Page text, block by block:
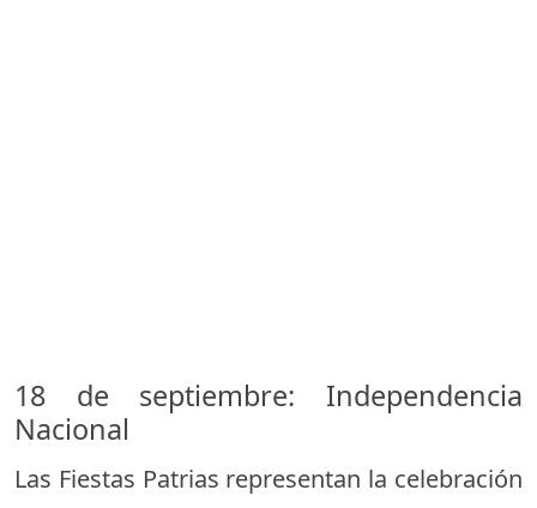
18 de septiembre: Independencia
Nacional
Las Fiestas Patrias representan la celebración